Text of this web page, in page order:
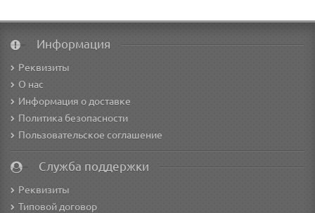
Информация
Реквизиты
О нас
Информация о доставке
Политика безопасности
Пользовательское соглашение
Служба поддержки
Реквизиты
Типовой договор